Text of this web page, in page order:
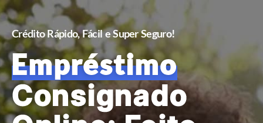
Crédito Rápido, Fácil e Super Seguro!
Créditocom as
Menores Taxas